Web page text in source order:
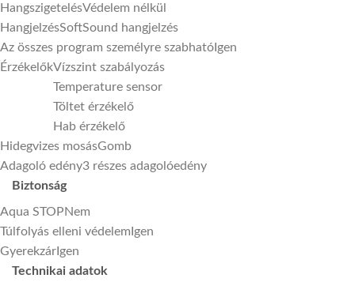
HangszigetelésVédelem nélkül
HangjelzésSoftSound hangjelzés
Az összes program személyre szabható Igen
ÉrzékelőkVízszint szabályozás
Temperature sensor
Töltet érzékelő
Hab érzékelő
Hidegvizes mosásGomb
Adagoló edény3 részes adagolóedény
Biztonság
Aqua STOP Nem
Túlfolyás elleni védelem Igen
Gyerekzár Igen
Technikai adatok